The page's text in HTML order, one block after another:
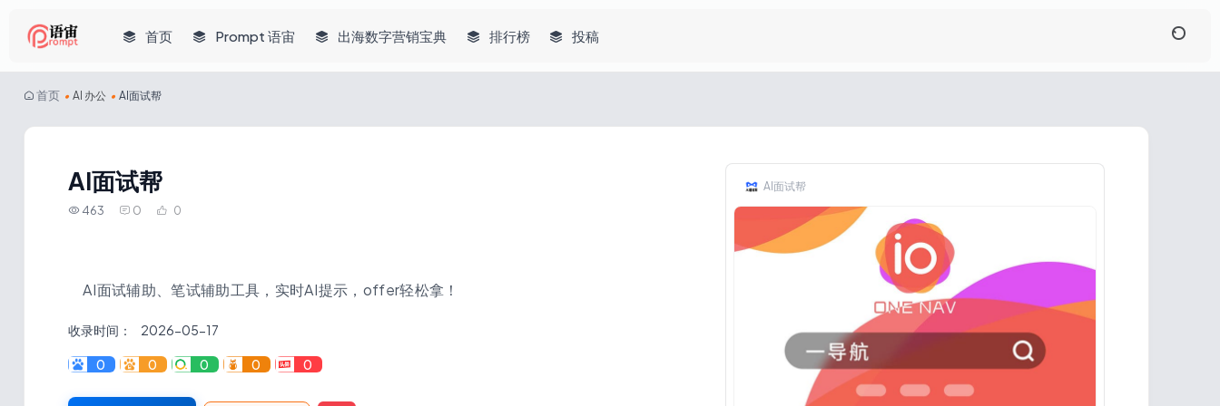
首页 Prompt 语宙 出海数字营销宝典 排行榜 投稿
首页 • AI 办公 • AI面试帮
AI面试帮
463 0 0
AI面试辅助、笔试辅助工具，实时AI提示，offer轻松拿！
收录时间： 2026-05-17
0 0 0 0 0
AI面试帮